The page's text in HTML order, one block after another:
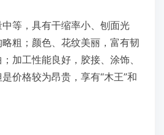
等，具有干缩率小、刨面光
粗；颜色、花纹美丽，富有韧
加工性能良好，胶接、涂饰、
价格较为昂贵，享有“木王”和